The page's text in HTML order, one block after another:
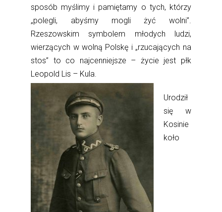
sposób myślimy i pamiętamy o tych, którzy
„polegli, abyśmy mogli żyć wolni”.
Rzeszowskim symbolem młodych ludzi,
wierzących w wolną Polskę i „rzucających na
stos” to co najcenniejsze – życie jest płk
Leopold Lis – Kula.
Urodził
się w
Kosinie
koło